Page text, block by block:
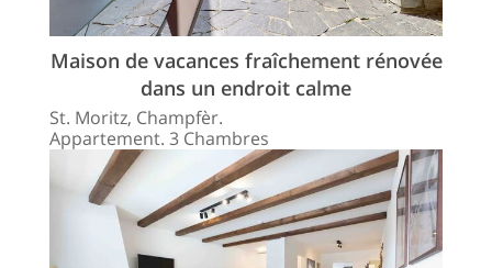
Maison de vacances fraîchement rénovée
dans un endroit calme
St. Moritz, Champfèr.
Appartement. 3 Chambres